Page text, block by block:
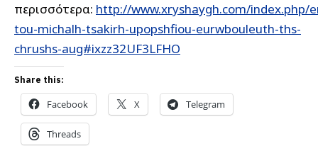
περισσότερα: http://www.xryshaygh.com/index.php/
tou-michalh-tsakirh-upopshfiou-eurwbouleuth-ths-
chrushs-aug#ixzz32UF3LFHO
Share this:
Facebook X Telegram
Threads